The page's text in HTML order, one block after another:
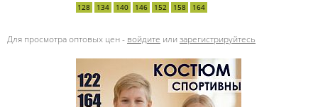
128 134 140 146 152 158 164
Для просмотра оптовых цен - войдите или зарегистрируйтесь